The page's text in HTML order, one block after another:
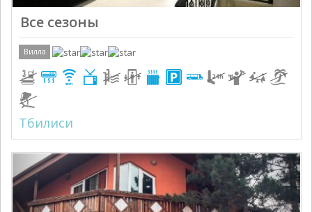
Все сезоны
Вилла
Тбилиси
Previous Next